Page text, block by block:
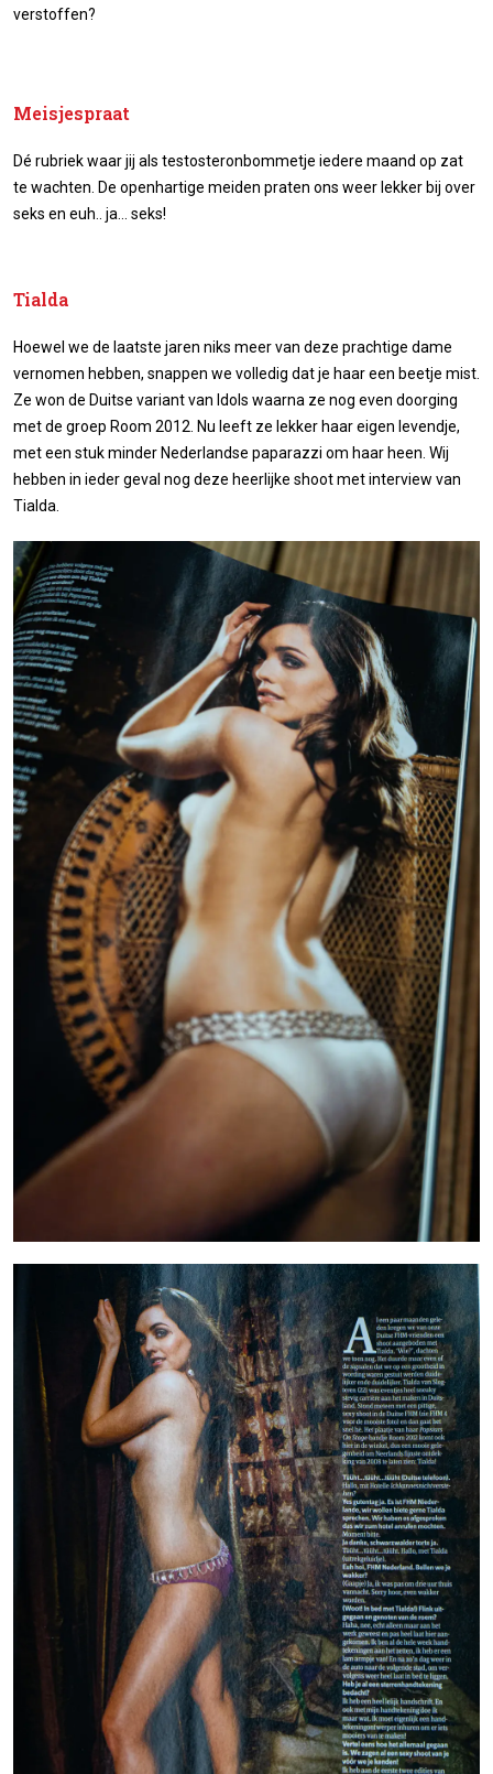
verstoffen?
Meisjespraat
Dé rubriek waar jij als testosteronbommetje iedere maand op zat
te wachten. De openhartige meiden praten ons weer lekker bij over
seks en euh.. ja… seks!
Tialda
Hoewel we de laatste jaren niks meer van deze prachtige dame
vernomen hebben, snappen we volledig dat je haar een beetje mist.
Ze won de Duitse variant van Idols waarna ze nog even doorging
met de groep Room 2012. Nu leeft ze lekker haar eigen levendje,
met een stuk minder Nederlandse paparazzi om haar heen. Wij
hebben in ieder geval nog deze heerlijke shoot met interview van
Tialda.